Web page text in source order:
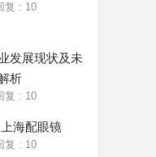
复 : 10
发展现状及未
析
复 : 10
海配眼镜
复 : 10